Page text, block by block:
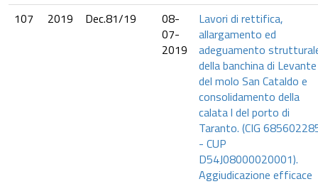
107
2019 Dec.81/19
08-
07-
2019
Lavori di rettifica,
allargamento ed
adeguamento
della banchina di Levante
del molo San Cataldo e
consolidamento della
calata l del porto di
Taranto. (CIG
- CUP
D54J08000020001).
Aggiudicazione efficace